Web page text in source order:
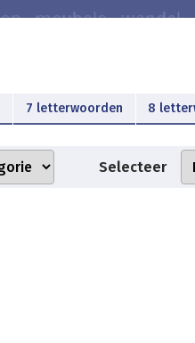
7 letterwoorden 8
Selecteer